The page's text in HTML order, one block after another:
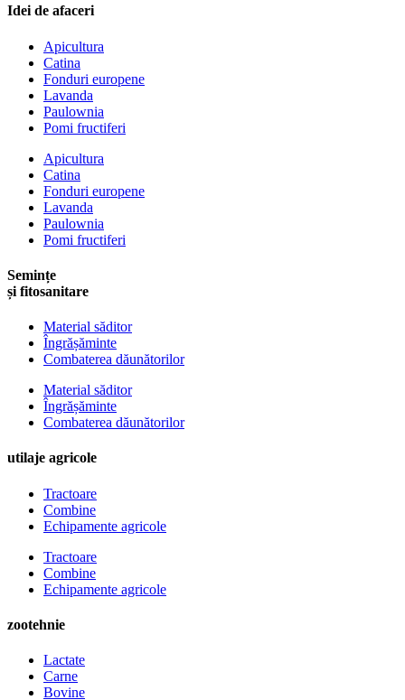
Idei de afaceri
Apicultura
Catina
Fonduri europene
Lavanda
Paulownia
Pomi fructiferi
Apicultura
Catina
Fonduri europene
Lavanda
Paulownia
Pomi fructiferi
Semințe
și fitosanitare
Material săditor
Îngrășăminte
Combaterea dăunătorilor
Material săditor
Îngrășăminte
Combaterea dăunătorilor
utilaje agricole
Tractoare
Combine
Echipamente agricole
Tractoare
Combine
Echipamente agricole
zootehnie
Lactate
Carne
Bovine